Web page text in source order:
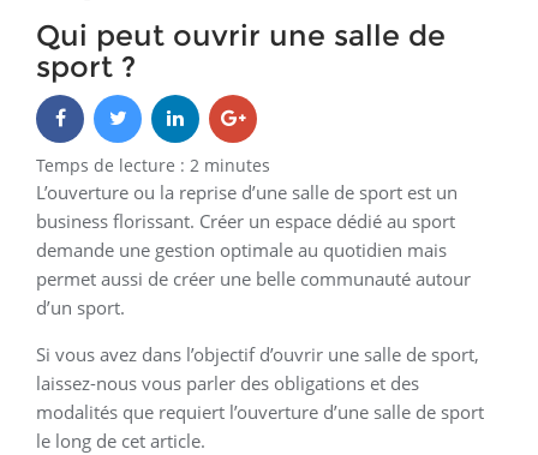
Qui peut ouvrir une salle de
sport ?
Temps de lecture : 2 minutes
L’ouverture ou la reprise d’une salle de sport est un
business florissant. Créer un espace dédié au sport
demande une gestion optimale au quotidien mais
permet aussi de créer une belle communauté autour
d’un sport.
Si vous avez dans l’objectif d’ouvrir une salle de sport,
laissez-nous vous parler des obligations et des
modalités que requiert l’ouverture d’une salle de sport
le long de cet article.